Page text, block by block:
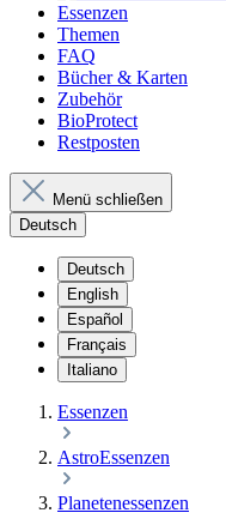
Essenzen
Themen
FAQ
Bücher & Karten
Zubehör
BioProtect
Restposten
Menü schließen
Deutsch
Deutsch
English
Español
Français
Italiano
Essenzen
AstroEssenzen
Planetenessenzen